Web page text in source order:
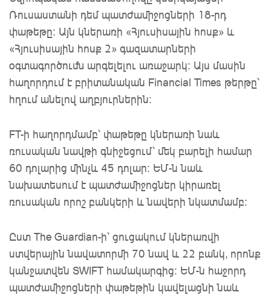
Ռուսաստանի դեմ պատժամիջոցների 18-րդ
փաթեթը։ Այն կներառի «Հյուսիսային հոսք» և
«Հյուսիսային հոսք 2» գազատարների
օգտագործումն արգելելու առաջարկ: Այս մասին
հաղորդում է բրիտանական Financial Times թերթը՝
հղում անելով աղբյուրներին:
FT-ի հաղորդմամբ՝ փաթեթը կներառի նաև
ռուսական նավթի գնիջեցում՝ մեկ բարելի համար
60 դոլարից մինչև 45 դոլար: ԵՄ-ն նաև
նախատեսում է պատժամիջոցներ կիրառել
ռուսական որոշ բանկերի և նավերի նկատմամբ:
Ըստ The Guardian-ի՝ ցուցակում կներառվի
ստվերային նավատորմի 70 նավ և 22 բանկ, որոնք
կանջատվեն SWIFT համակարգից: ԵՄ-ն հաջորդ
պատժամիջոցների փաթեթին կավելացնի նաև